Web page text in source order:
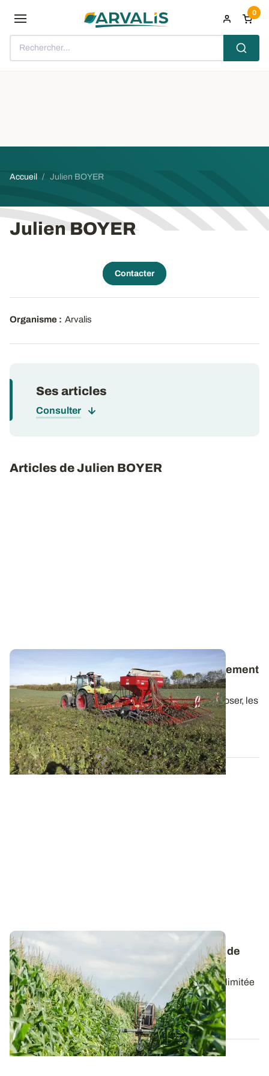
Rechercher...
0
Fil d'Ariane
Accueil Julien BOYER
Julien BOYER
Contacter
Organisme : Arvalis
Ses articles
Consulter
Articles de Julien BOYER
ACS : Quel est son impact sur le fonctionnement
hydrique des sols ?
L’empirisme et les modélisations le laissaient supposer, les
mesures en expérimentation le...
14 DÉC. 2023
Maïs : comment adapter l'irrigation en cas de
restriction en cours de campagne ?
Contrairement à une situation de ressource en eau limitée
dès le départ, dans laquelle il...
01 JUIN 2023